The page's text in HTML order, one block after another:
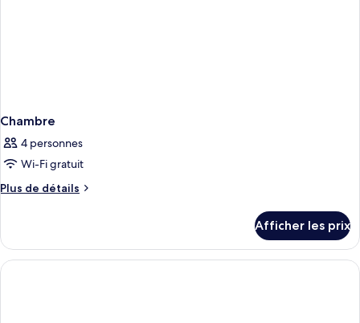
Chambre
4 personnes
Wi-Fi gratuit
Plus de détails
Plus
Chambre
Afficher les prix